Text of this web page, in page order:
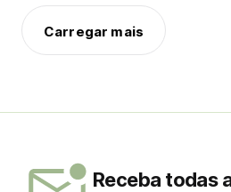
Carregar mais
Receba todas